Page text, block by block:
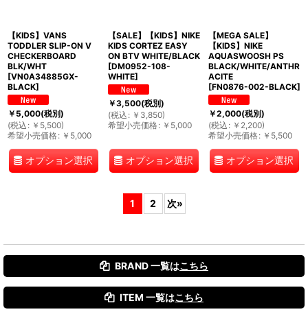
【KIDS】VANS
TODDLER SLIP-ON V
CHECKERBOARD
BLK/WHT
[VN0A34885GX-
BLACK]
￥5,000(税別)
(税込 : ￥ 5,500)
希望小売価格: ￥ 5,000
オプション選択
【SALE】【KIDS】NIKE
KIDS CORTEZ EASY
ON BTV WHITE/BLACK
[DM0952-108-
WHITE]
￥3,500(税別)
(税込 : ￥ 3,850)
希望小売価格: ￥ 5,000
オプション選択
【MEGA SALE】
【KIDS】NIKE
AQUASWOOSH PS
BLACK/WHITE/ANTHR
ACITE
[FN0876-002-BLACK]
￥2,000(税別)
(税込 : ￥ 2,200)
希望小売価格: ￥ 5,500
オプション選択
1 2 次»
BRAND 一覧はこちら
ITEM 一覧はこちら